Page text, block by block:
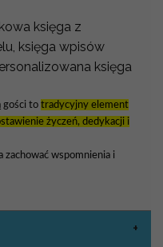
księga z
księga wpisów
księga
gości to tradycyjny element
życzeń, dedykacji i
zachować wspomnienia i